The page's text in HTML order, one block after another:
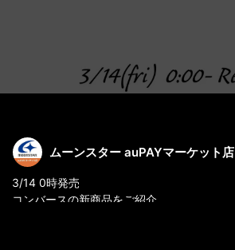
ムーンスター auPAYマーケット店
3/14 0時発売
コンバースの新商品をご紹介